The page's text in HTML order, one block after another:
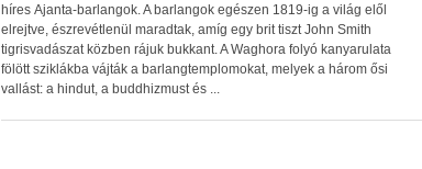
híres Ajanta-barlangok. A barlangok egészen 1819-ig a világ elől
elrejtve, észrevétlenül maradtak, amíg egy brit tiszt John Smith
tigrisvadászat közben rájuk bukkant. A Waghora folyó kanyarulata
fölött sziklákba vájták a barlangtemplomokat, melyek a három ősi
vallást: a hindut, a buddhizmust és ...